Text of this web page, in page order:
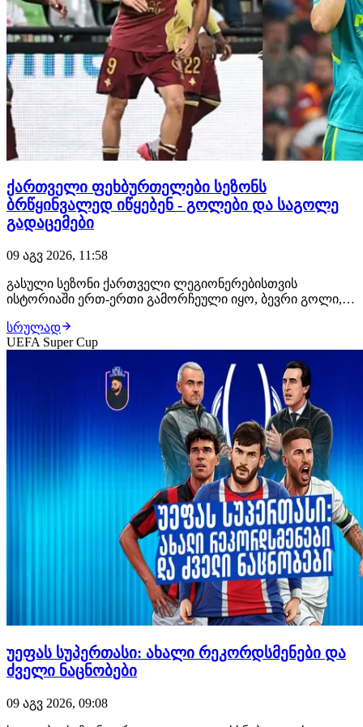
ქართველი ფეხბურთელები სეზონს
ბრწყინვალედ იწყებენ - გოლები და საგოლე
გადაცემები
09 აგვ 2026, 11:58
გასული სეზონი ქართველი ლეგიონერებისთვის
ისტორიაში ერთ-ერთი გამორჩეული იყო, ბევრი გოლი,
დაიწყო, რომ ქართველებისთვის ეს სეზონიც შედეგიანი
უნდა იყოს. ჩვენმა ლეგიონერებმა სეზონი ბრწყინვალედ
დაიწყეს. ჯერ თავი ირაკლი იეგოიანმა გამოიჩინა,
სრულად
UEFA Super Cup
უეფას სუპერთასი: ახალი რეკორდსმენები და
ძველი ნაცნობები
09 აგვ 2026, 09:08